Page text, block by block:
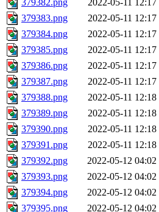
379382.png
2022-05-11 12:17
379383.png
2022-05-11 12:17
379384.png
2022-05-11 12:17
379385.png
2022-05-11 12:17
379386.png
2022-05-11 12:17
379387.png
2022-05-11 12:17
379388.png
2022-05-11 12:18
379389.png
2022-05-11 12:18
379390.png
2022-05-11 12:18
379391.png
2022-05-11 12:18
379392.png
2022-05-12 04:02
379393.png
2022-05-12 04:02
379394.png
2022-05-12 04:02
379395.png
2022-05-12 04:02